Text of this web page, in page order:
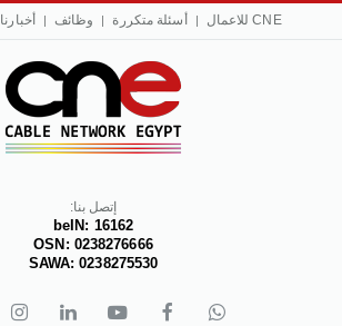
CNE للاعمال أسئلة متكررة وظائف أخبارنا
إتصل بنا:
beIN: 16162
OSN: 0238276666
SAWA: 0238275530